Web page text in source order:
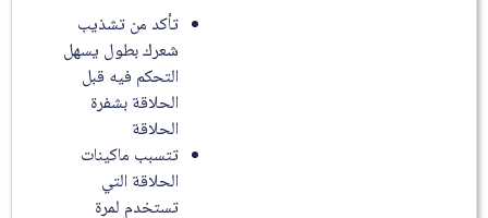
تأكد من تشذيب
شعرك بطول يسهل
التحكم فيه قبل
الحلاقة بشفرة
الحلاقة
تتسبب ماكينات
الحلاقة التي
تستخدم لمرة